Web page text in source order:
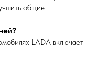
общие
LADA включает